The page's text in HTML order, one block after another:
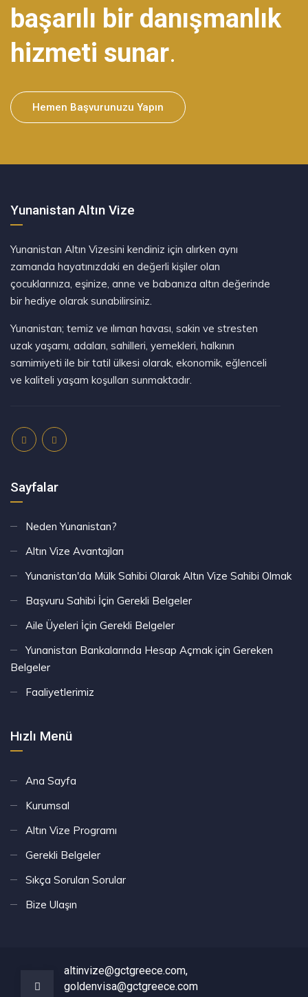
başarılı bir danışmanlık
hizmeti sunar.
Hemen Başvurunuzu Yapın
Yunanistan Altın Vize
Yunanistan Altın Vizesini kendiniz için alırken aynı
zamanda hayatınızdaki en değerli kişiler olan
çocuklarınıza, eşinize, anne ve babanıza altın değerinde
bir hediye olarak sunabilirsiniz.
Yunanistan; temiz ve ılıman havası, sakin ve stresten
uzak yaşamı, adaları, sahilleri, yemekleri, halkının
samimiyeti ile bir tatil ülkesi olarak, ekonomik, eğlenceli
ve kaliteli yaşam koşulları sunmaktadır.
Sayfalar
Neden Yunanistan?
Altın Vize Avantajları
Yunanistan'da Mülk Sahibi Olarak Altın Vize Sahibi Olmak
Başvuru Sahibi İçin Gerekli Belgeler
Aile Üyeleri İçin Gerekli Belgeler
Yunanistan Bankalarında Hesap Açmak için Gereken
Belgeler
Faaliyetlerimiz
Hızlı Menü
Ana Sayfa
Kurumsal
Altın Vize Programı
Gerekli Belgeler
Sıkça Sorulan Sorular
Bize Ulaşın
altinvize@gctgreece.com,
goldenvisa@gctgreece.com